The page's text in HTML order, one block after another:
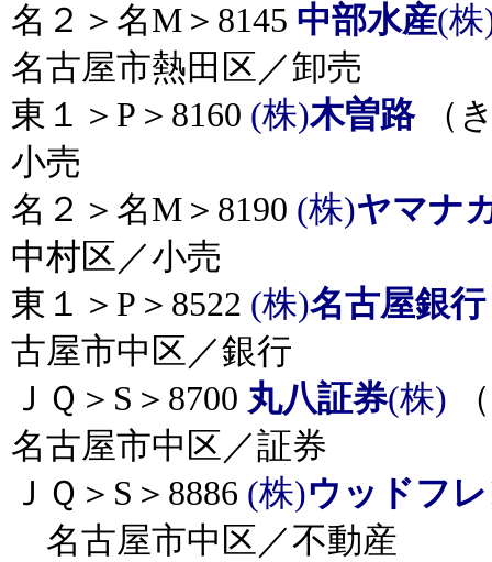
名２＞名M＞8145 中部水産(株
名古屋市熱田区／卸売
東１＞P＞8160 (株)木曽路
（
小売
名２＞名M＞8190 (株)ヤマナ
中村区／小売
東１＞P＞8522 (株)名古屋銀行
古屋市中区／銀行
ＪＱ＞S＞8700 丸八証券(株)
名古屋市中区／証券
ＪＱ＞S＞8886 (株)ウッドフ
名古屋市中区／不動産